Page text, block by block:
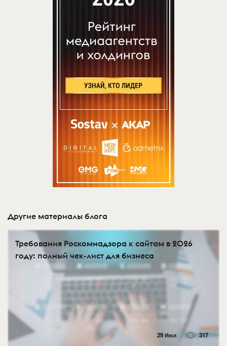
Другие материалы блога
Требования Роскомнадзора к сайтам в 2026
году: полный чек-лист для бизнеса
29 Июл 317